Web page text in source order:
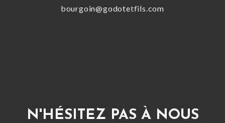
bourgoin@godotetfils.com
N'HÉSITEZ PAS À NOUS